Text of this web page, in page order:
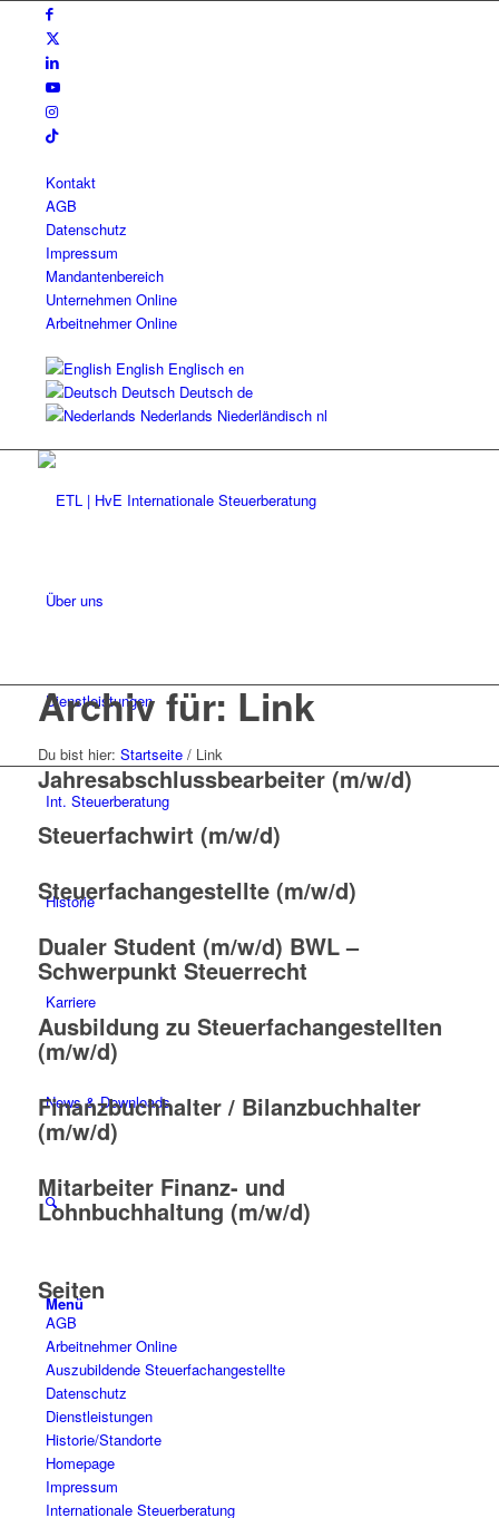
Kontakt
AGB
Datenschutz
Impressum
Mandantenbereich
Unternehmen Online
Arbeitnehmer Online
English Englisch en
Deutsch Deutsch de
Nederlands Niederländisch nl
Über uns
Dienstleistungen
Int. Steuerberatung
Historie
Karriere
News & Downloads
Menü
Archiv für: Link
Du bist hier: Startseite / Link
Jahresabschlussbearbeiter (m/w/d)
Steuerfachwirt (m/w/d)
Steuerfachangestellte (m/w/d)
Dualer Student (m/w/d) BWL –
Schwerpunkt Steuerrecht
Ausbildung zu Steuerfachangestellten
(m/w/d)
Finanzbuchhalter / Bilanzbuchhalter
(m/w/d)
Mitarbeiter Finanz- und
Lohnbuchhaltung (m/w/d)
Seiten
AGB
Arbeitnehmer Online
Auszubildende Steuerfachangestellte
Datenschutz
Dienstleistungen
Historie/Standorte
Homepage
Impressum
Internationale Steuerberatung